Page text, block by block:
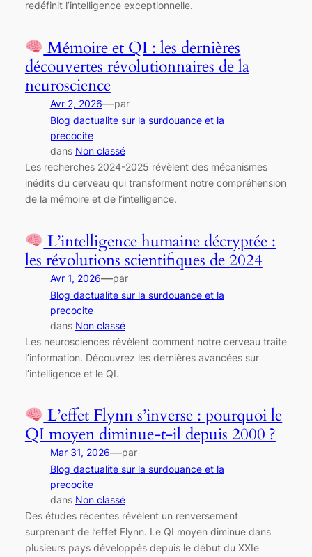
redéfinit l’intelligence exceptionnelle.
Mémoire et QI : les dernières
découvertes révolutionnaires de la
neuroscience
Avr 2, 2026—par
Blog dactualite sur la surdouance et la
precocite
dans Non classé
Les recherches 2024-2025 révèlent des mécanismes
inédits du cerveau qui transforment notre compréhension
de la mémoire et de l’intelligence.
L’intelligence humaine décryptée :
les révolutions scientifiques de 2024
Avr 1, 2026—par
Blog dactualite sur la surdouance et la
precocite
dans Non classé
Les neurosciences révèlent comment notre cerveau traite
l’information. Découvrez les dernières avancées sur
l’intelligence et le QI.
L’effet Flynn s’inverse : pourquoi le
QI moyen diminue-t-il depuis 2000 ?
Mar 31, 2026—par
Blog dactualite sur la surdouance et la
precocite
dans Non classé
Des études récentes révèlent un renversement
surprenant de l’effet Flynn. Le QI moyen diminue dans
plusieurs pays développés depuis le début du XXIe